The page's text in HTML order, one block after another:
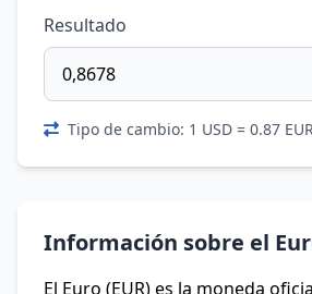
Resultado
Tipo de cambio: 1 USD = 0.87
Información sobre el
El Euro (EUR) es la moneda